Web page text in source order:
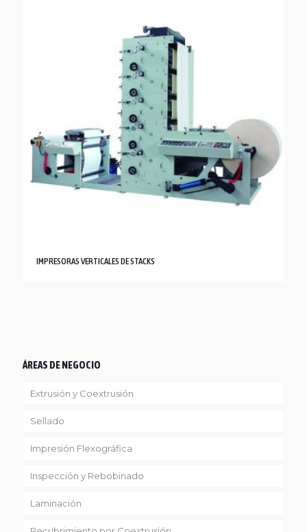
IMPRESORAS VERTICALES DE STACKS
ÁREAS DE NEGOCIO
Extrusión y Coextrusión
Linea Reciclaje
Sellado
Impresión Flexográfica
Inspección y Rebobinado
Laminación